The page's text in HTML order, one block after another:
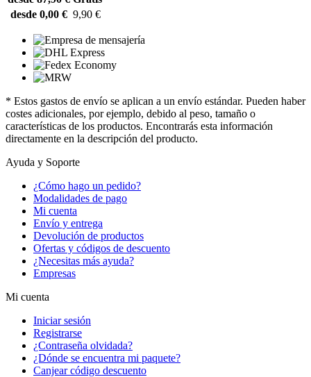
desde 0,00 € 9,90 €
* Estos gastos de envío se aplican a un envío estándar. Pueden haber
costes adicionales, por ejemplo, debido al peso, tamaño o
características de los productos. Encontrarás esta información
directamente en la descripción del producto.
Ayuda y Soporte
¿Cómo hago un pedido?
Modalidades de pago
Mi cuenta
Envío y entrega
Devolución de productos
Ofertas y códigos de descuento
¿Necesitas más ayuda?
Empresas
Mi cuenta
Iniciar sesión
Registrarse
¿Contraseña olvidada?
¿Dónde se encuentra mi paquete?
Canjear código descuento